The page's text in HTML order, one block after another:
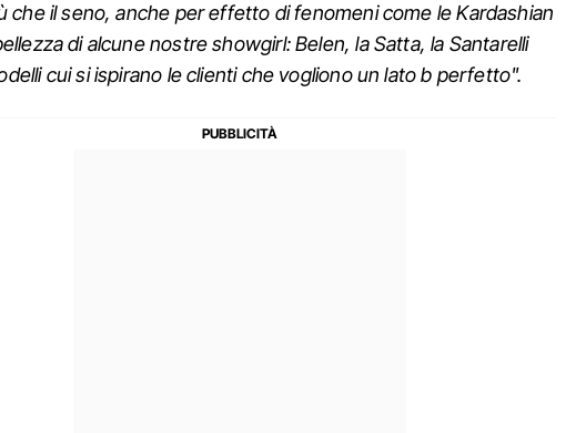
che il seno, anche per effetto di fenomeni come le Kardashian
di alcune nostre showgirl: Belen, la Satta, la Santarelli
cui si ispirano le clienti che vogliono un lato b perfetto".